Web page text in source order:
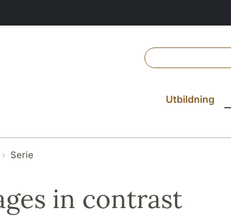
Utbildning
Serie
in contrast